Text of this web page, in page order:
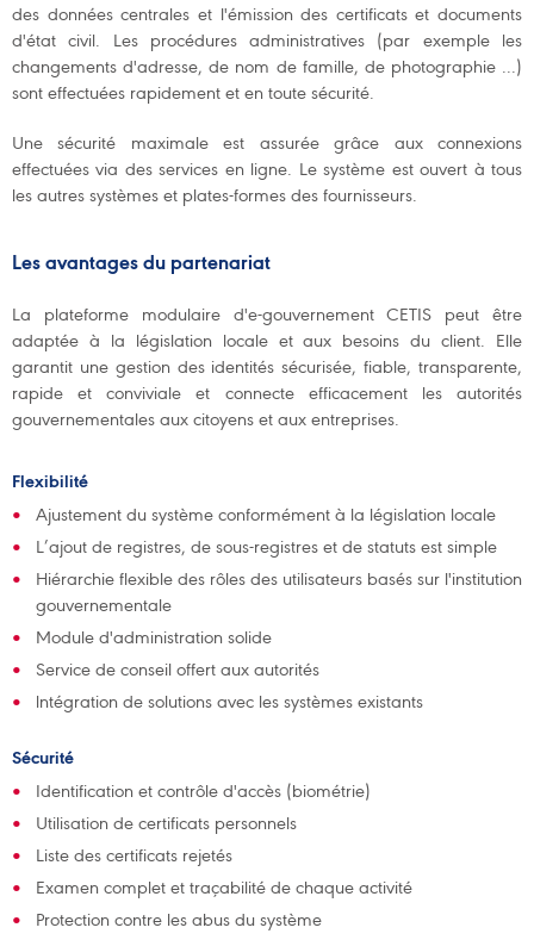
des données centrales et l'émission des certificats et documents
d'état civil. Les procédures administratives (par exemple les
changements d'adresse, de nom de famille, de photographie ...)
sont effectuées rapidement et en toute sécurité.
Une sécurité maximale est assurée grâce aux connexions
effectuées via des services en ligne. Le système est ouvert à tous
les autres systèmes et plates-formes des fournisseurs.
Les avantages du partenariat
La plateforme modulaire d'e-gouvernement CETIS peut être
adaptée à la législation locale et aux besoins du client. Elle
garantit une gestion des identités sécurisée, fiable, transparente,
rapide et conviviale et connecte efficacement les autorités
gouvernementales aux citoyens et aux entreprises.
Flexibilité
Ajustement du système conformément à la législation locale
L’ajout de registres, de sous-registres et de statuts est simple
Hiérarchie flexible des rôles des utilisateurs basés sur l'institution
gouvernementale
Module d'administration solide
Service de conseil offert aux autorités
lntégration de solutions avec les systèmes existants
Sécurité
Identification et contrôle d'accès (biométrie)
Utilisation de certificats personnels
Liste des certificats rejetés
Examen complet et traçabilité de chaque activité
Protection contre les abus du système